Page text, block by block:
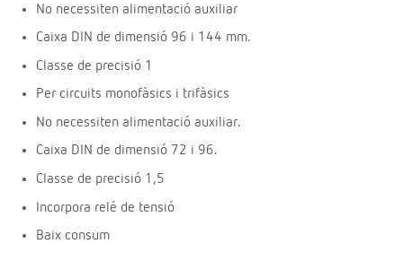
No necessiten alimentació auxiliar
Caixa DIN de dimensió 96 i 144 mm.
Classe de precisió 1
Per circuits monofàsics i trifàsics
No necessiten alimentació auxiliar.
Caixa DIN de dimensió 72 i 96.
Classe de precisió 1,5
Incorpora relé de tensió
Baix consum